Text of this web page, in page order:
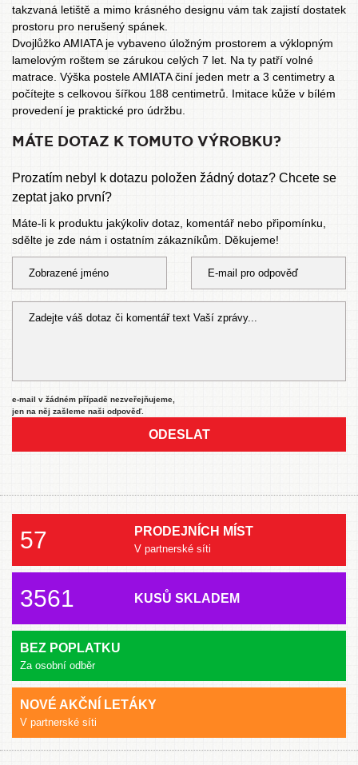
takzvaná letiště a mimo krásného designu vám tak zajistí dostatek
prostoru pro nerušený spánek.
Dvojlůžko AMIATA je vybaveno úložným prostorem a výklopným
lamelovým roštem se zárukou celých 7 let. Na ty patří volné
matrace . Výška postele AMIATA činí jeden metr a 3 centimetry a
počítejte s celkovou šířkou 188 centimetrů. Imitace kůže v bílém
provedení je praktické pro údržbu.
MÁTE DOTAZ K TOMUTO VÝROBKU?
Prozatím nebyl k dotazu položen žádný dotaz? Chcete se
zeptat jako první?
Máte-li k produktu jakýkoliv dotaz, komentář nebo připomínku,
sdělte je zde nám i ostatním zákazníkům. Děkujeme!
e-mail v žádném případě nezveřejňujeme,
jen na něj zašleme naši odpověď.
ODESLAT
57 PRODEJNÍCH MÍST
V partnerské síti
3561 KUSŮ SKLADEM
BEZ POPLATKU
Za osobní odběr
NOVÉ AKČNÍ LETÁKY
V partnerské síti